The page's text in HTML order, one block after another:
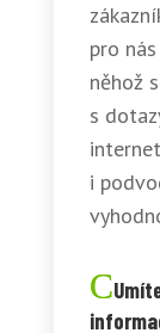
pro
něhož
s
i